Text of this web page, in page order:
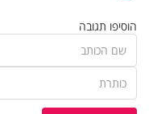
הוסיפו תגובה